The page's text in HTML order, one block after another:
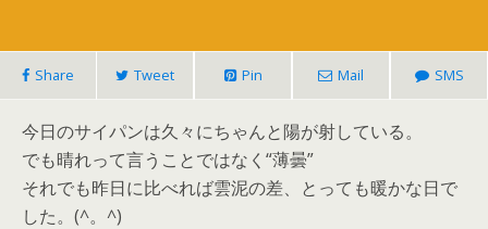
Share Tweet Pin Mail SMS
今日のサイパンは久々にちゃんと陽が射している。
でも晴れって言うことではなく“薄曇”
それでも昨日に比べれば雲泥の差、とっても暖かな日で
した。(^。^)